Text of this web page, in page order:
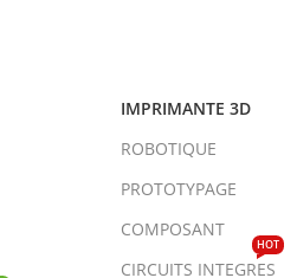
IMPRIMANTE 3D
ROBOTIQUE
PROTOTYPAGE
COMPOSANT
CIRCUITS INTEGRES
HOT